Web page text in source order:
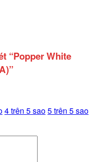
“Popper White
4 trên 5 sao5 trên 5 sao